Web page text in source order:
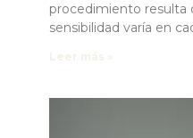
procedimiento resulta
sensibilidad varía en